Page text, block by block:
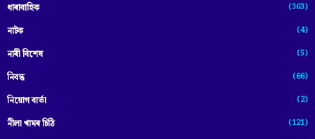
ধাৰাবাহিক (363)
নাটক (4)
নাৰী বিশেষ (5)
নিবন্ধ (66)
নিয়োগ বাৰ্তা (2)
নীলা খামৰ চিঠি (121)